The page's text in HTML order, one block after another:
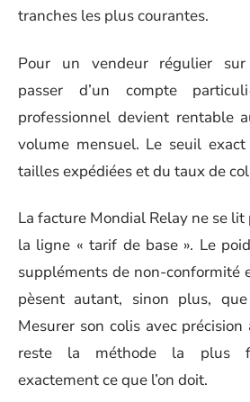
tranches les plus courantes.
Pour un vendeur régulier sur
passer d’un compte
professionnel devient rentable
volume mensuel. Le seuil
tailles expédiées et du taux de
La facture Mondial Relay ne se
la ligne « tarif de base ». Le
suppléments de non-conformité
pèsent autant, sinon plus,
Mesurer son colis avec
reste la méthode la plus
exactement ce que l’on doit.